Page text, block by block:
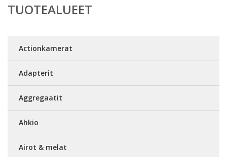
TUOTEALUEET
Actionkamerat
Adapterit
Aggregaatit
Ahkio
Airot & melat